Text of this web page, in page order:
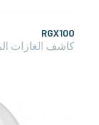
RGX100
كاشف الغازات